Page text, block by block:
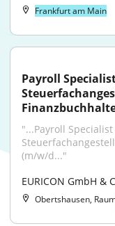
Frankfurt am Main
Payroll
"...Payroll
(m/w/d..."
EURICON GmbH &
Obertshausen,